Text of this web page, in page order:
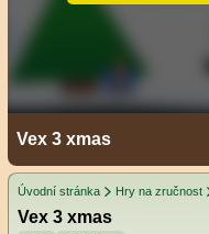
Vex 3 xmas
Úvodní stránka Hry na zručnost
Vex 3 xmas